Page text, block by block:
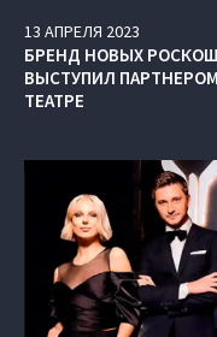
13 АПРЕЛЯ 2023
БРЕНД НОВЫХ
ВЫСТУПИЛ ПАРТНЕРОМ
ТЕАТРЕ